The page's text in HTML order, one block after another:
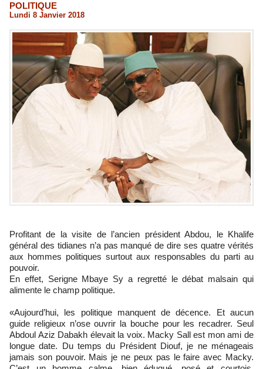
POLITIQUE
Lundi 8 Janvier 2018
Profitant de la visite de l’ancien président Abdou, le Khalife
général des tidianes n’a pas manqué de dire ses quatre vérités
aux hommes politiques surtout aux responsables du parti au
pouvoir.
En effet, Serigne Mbaye Sy a regretté le débat malsain qui
alimente le champ politique.
«Aujourd’hui, les politique manquent de décence. Et aucun
guide religieux n’ose ouvrir la bouche pour les recadrer. Seul
Abdoul Aziz Dabakh élevait la voix. Macky Sall est mon ami de
longue date. Du temps du Président Diouf, je ne ménageais
jamais son pouvoir. Mais je ne peux pas le faire avec Macky.